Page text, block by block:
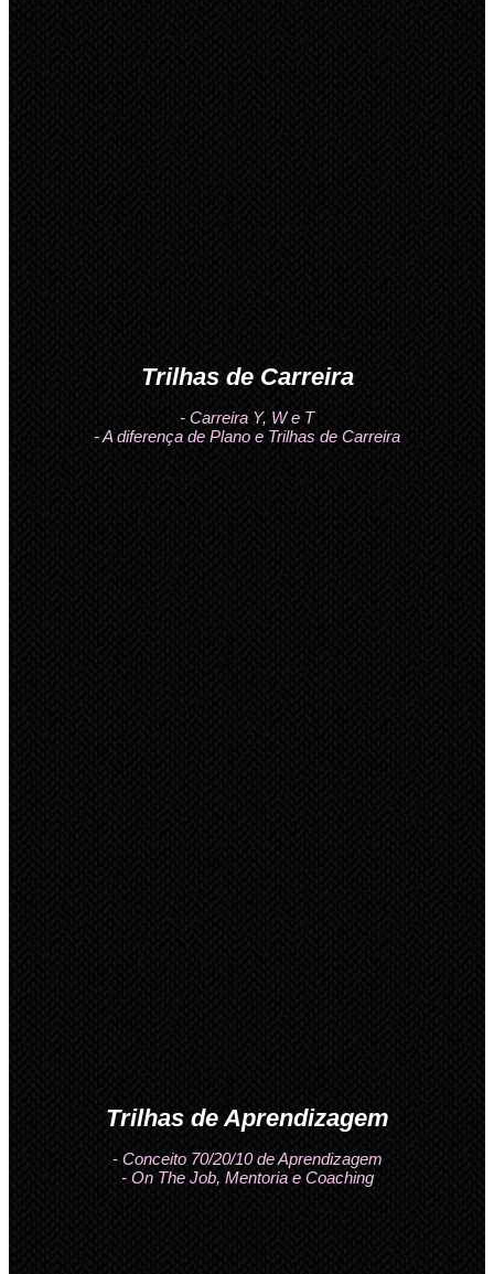
Trilhas de Carreira
- Carreira Y, W e T
- A diferença de Plano e Trilhas de Carreira
Trilhas de Aprendizagem
- Conceito 70/20/10 de Aprendizagem
- On The Job, Mentoria e Coaching